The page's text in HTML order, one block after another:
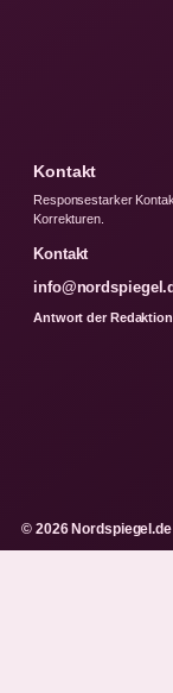
Kontakt
Responsestarker
Korrekturen.
Kontakt
Antwort der
© 2026 Nordspiegel.de